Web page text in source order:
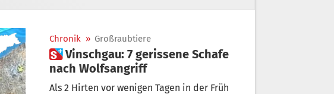
Chronik » Großraubtiere
 Vinschgau: 7 gerissene Schafe
nach Wolfsangriff
Als 2 Hirten vor wenigen Tagen in der Früh